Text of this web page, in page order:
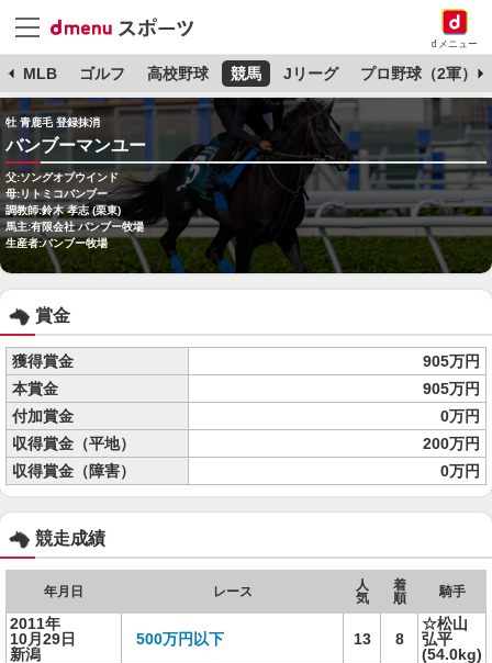
dメニュー
MLB ゴルフ 高校野球 競馬 Jリーグ プロ野球（2軍）
牡 青鹿毛 登録抹消
バンブーマンユー
父:ソングオブウインド
母:リトミコバンブー
調教師:鈴木 孝志 (栗東)
馬主:有限会社 バンブー牧場
生産者:バンブー牧場
賞金
獲得賞金
905万円
本賞金
905万円
付加賞金
0万円
収得賞金（平地）
200万円
収得賞金（障害）
0万円
競走成績
年月日 レース
人
気
着
順
騎手
2011年
10月29日
新潟
500万円以下 13 8
☆松山
弘平
(54.0kg)